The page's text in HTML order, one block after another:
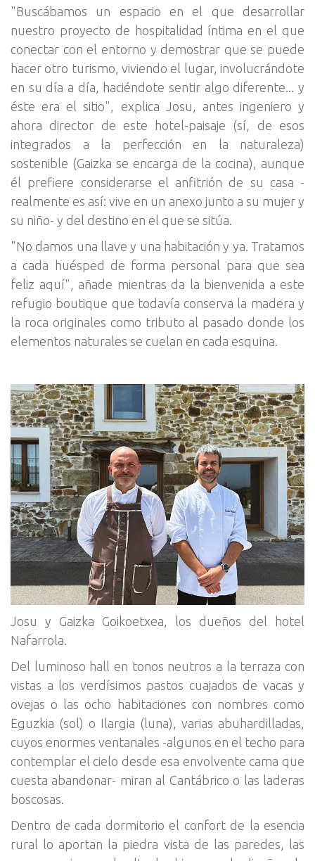
"Buscábamos un espacio en el que desarrollar
nuestro proyecto de hospitalidad íntima en el que
conectar con el entorno y demostrar que se puede
hacer otro turismo, viviendo el lugar, involucrándote
en su día a día, haciéndote sentir algo diferente... y
éste era el sitio", explica Josu, antes ingeniero y
ahora director de este hotel-paisaje (sí, de esos
integrados a la perfección en la naturaleza)
sostenible (Gaizka se encarga de la cocina), aunque
él prefiere considerarse el anfitrión de su casa -
realmente es así: vive en un anexo junto a su mujer y
su niño- y del destino en el que se sitúa.
"No damos una llave y una habitación y ya. Tratamos
a cada huésped de forma personal para que sea
feliz aquí", añade mientras da la bienvenida a este
refugio boutique que todavía conserva la madera y
la roca originales como tributo al pasado donde los
elementos naturales se cuelan en cada esquina.
Josu y Gaizka Goikoetxea, los dueños del hotel
Nafarrola.
Del luminoso hall en tonos neutros a la terraza con
vistas a los verdísimos pastos cuajados de vacas y
ovejas o las ocho habitaciones con nombres como
Eguzkia (sol) o Ilargia (luna), varias abuhardilladas,
cuyos enormes ventanales -algunos en el techo para
contemplar el cielo desde esa envolvente cama que
cuesta abandonar- miran al Cantábrico o las laderas
boscosas.
Dentro de cada dormitorio el confort de la esencia
rural lo aportan la piedra vista de las paredes, las